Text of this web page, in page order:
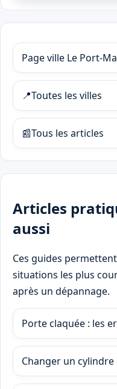
Page ville Le Port-
📍Toutes les villes
📰Tous les articles
Articles
aussi
Ces guides
situations les plus
après un dépannage.
Porte claquée : les
Changer un